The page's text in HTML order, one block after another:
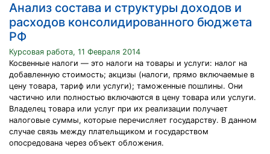
Анализ состава и структуры доходов и
расходов консолидированного бюджета
РФ
Курсовая работа, 11 Февраля 2014
Косвенные налоги — это налоги на товары и услуги: налог на
добавленную стоимость; акцизы (налоги, прямо включаемые в
цену товара, тариф или услуги); таможенные пошлины. Они
частично или полностью включаются в цену товара или услуги.
Владелец товара или услуг при их реализации получает
налоговые суммы, которые перечисляет государству. В данном
случае связь между плательщиком и государством
опосредована через объект обложения.